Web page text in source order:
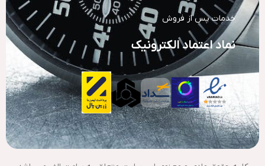
خدمات پس از فروش
نماد اعتماد الکترونیک